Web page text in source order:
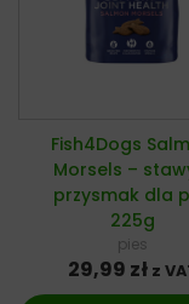
Fish4Dogs
Morsels –
przysmak dla
225g
pies
29,99 zł z